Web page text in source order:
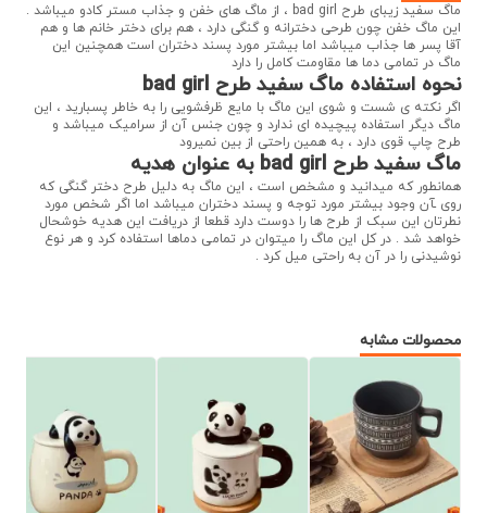
ماگ سفید زیبای طرح bad girl ، از ماگ های خفن و جذاب مستر کادو میباشد .
این ماگ خفن چون طرحی دخترانه و گنگی دارد ، هم برای دختر خانم ها و هم
آقا پسر ها جذاب میباشد اما بیشتر مورد پسند دختران است همچنین این
ماگ در تمامی دما ها مقاومت کامل را دارد
نحوه استفاده ماگ سفید طرح bad girl
اگر نکته ی شست و شوی این ماگ با مایع ظرفشویی را به خاطر پسبارید ، این
ماگ دیگر استفاده پیچیده ای ندارد و چون جنس آن از سرامیک میباشد و
طرح چاپ قوی دارد ، به همین راحتی از بین نمیرود
ماگ سفید طرح bad girl به عنوان هدیه
همانطور که میدانید و مشخص است ، این ماگ به دلیل طرح دختر گنگی که
روی ـآن وجود بیشتر مورد توجه و پسند دختران میباشد اما اگر شخص مورد
نطرتان این سبک از طرح ها را دوست دارد قطعا از دریافت این هدیه خوشحال
خواهد شد . در کل این ماگ را میتوان در تمامی دماها استفاده کرد و هر نوع
نوشیدنی را در آن به راحتی میل کرد .
محصولات مشابه